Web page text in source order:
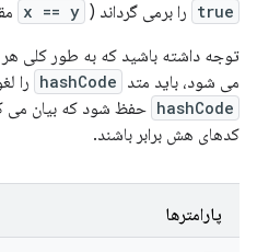
true را برمی گرداند ( x == y
توجه داشته باشید که به طور کلی
می شود، باید متد hashCode را
hashCode حفظ شود که بیان می
کدهای هش برابر باشند.
پارامترها